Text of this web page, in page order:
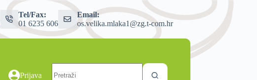
Tel/Fax:
01 6235 606
Email:
os.velika.mlaka1@zg.t-com.hr
Prijava